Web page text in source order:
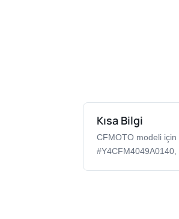
Kısa Bilgi
CFMOTO modeli
#Y4CFM4049A0140,